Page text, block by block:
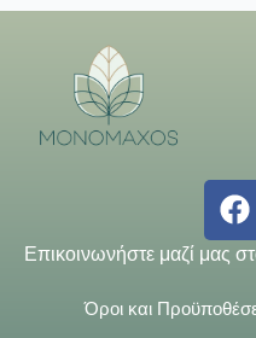
Επικοινωνήστε μαζί μας
Όροι και